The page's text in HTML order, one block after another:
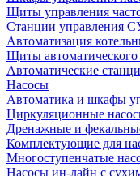
Щиты управления
Станции управления
Автоматизация
Щиты
Автоматические
Насосы
Автоматика и шкафы
Циркуляционные
Дренажные и
Комплектующие для
Многоступенчатые
Насосы ин-лайн с